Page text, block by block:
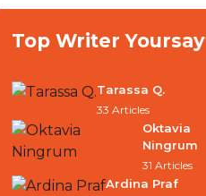
Top Writer Yoursay
Tarassa Q.
33 Articles
Oktavia
Ningrum
31 Articles
Ardina Praf